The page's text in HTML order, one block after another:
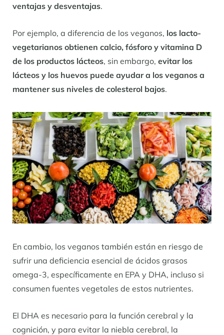
ventajas y desventajas.
Por ejemplo, a diferencia de los veganos, los lacto-
vegetarianos obtienen calcio, fósforo y vitamina D
de los productos lácteos, sin embargo, evitar los
lácteos y los huevos puede ayudar a los veganos a
mantener sus niveles de colesterol bajos.
En cambio, los veganos también están en riesgo de
sufrir una deficiencia esencial de ácidos grasos
omega-3, específicamente en EPA y DHA, incluso si
consumen fuentes vegetales de estos nutrientes.
El DHA es necesario para la función cerebral y la
cognición, y para evitar la niebla cerebral, la